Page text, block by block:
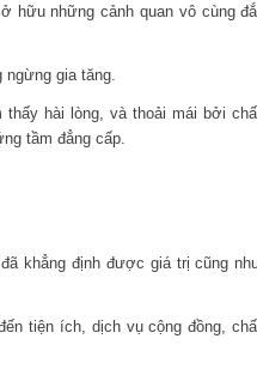
hữu những cảnh quan vô cùng
gia tăng.
thấy hài lòng, và thoải mái bởi
tầm đẳng cấp.
khẳng định được giá trị cũng
tiện ích, dịch vụ cộng đồng,